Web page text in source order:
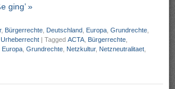
ging’ »
, Bürgerrechte Deutschland Europa Grundrechte
Urheberrecht | Tagged ACTA Bürgerrechte
Europa Grundrechte Netzkultur, Netzneutralitaet